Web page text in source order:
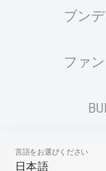
ブン
ファ
言語をお選びください
日本語